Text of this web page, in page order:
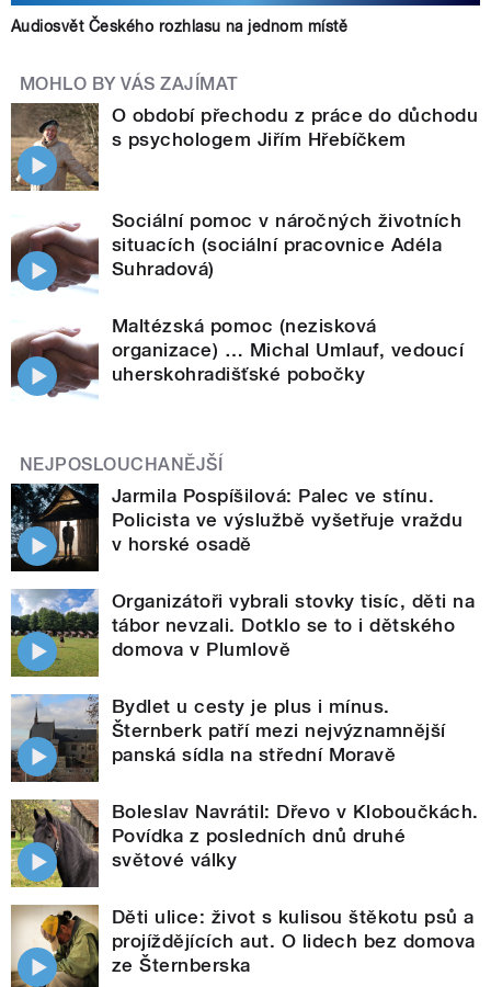
Audiosvět Českého rozhlasu na jednom místě
MOHLO BY VÁS ZAJÍMAT
O období přechodu z práce do důchodu
s psychologem Jiřím Hřebíčkem
Sociální pomoc v náročných životních
situacích (sociální pracovnice Adéla
Suhradová)
Maltézská pomoc (nezisková
organizace) … Michal Umlauf, vedoucí
uherskohradišťské pobočky
NEJPOSLOUCHANĚJŠÍ
Jarmila Pospíšilová: Palec ve stínu.
Policista ve výslužbě vyšetřuje vraždu
v horské osadě
Organizátoři vybrali stovky tisíc, děti na
tábor nevzali. Dotklo se to i dětského
domova v Plumlově
Bydlet u cesty je plus i mínus.
Šternberk patří mezi nejvýznamnější
panská sídla na střední Moravě
Boleslav Navrátil: Dřevo v Kloboučkách.
Povídka z posledních dnů druhé
světové války
Děti ulice: život s kulisou štěkotu psů a
projíždějících aut. O lidech bez domova
ze Šternberska